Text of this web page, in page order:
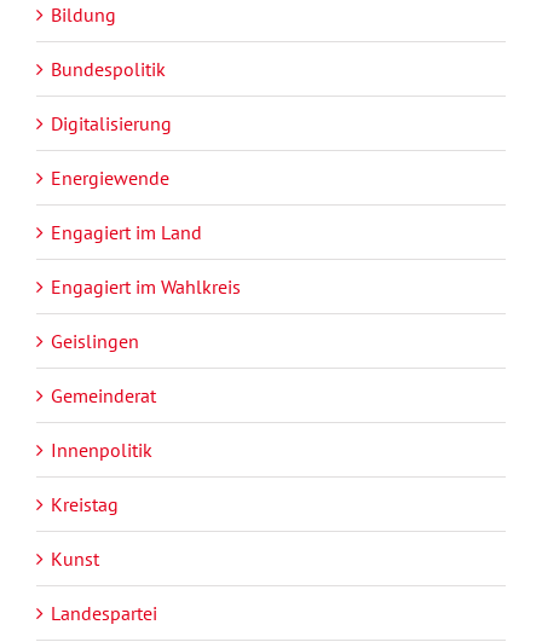
Bildung
Bundespolitik
Digitalisierung
Energiewende
Engagiert im Land
Engagiert im Wahlkreis
Geislingen
Gemeinderat
Innenpolitik
Kreistag
Kunst
Landespartei